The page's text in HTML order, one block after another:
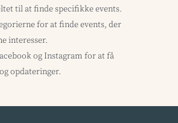
til at finde specifikke events.
for at finde events, der
interesser.
og Instagram for at få
opdateringer.